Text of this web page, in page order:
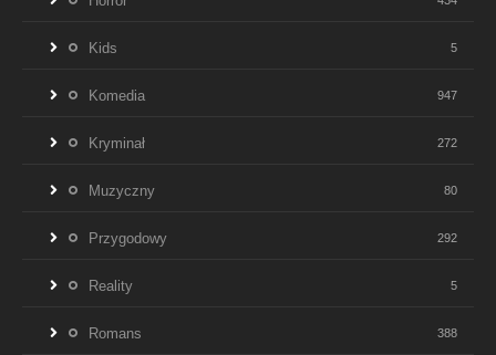
Kids 5
Komedia 947
Kryminał 272
Muzyczny 80
Przygodowy 292
Reality 5
Romans 388